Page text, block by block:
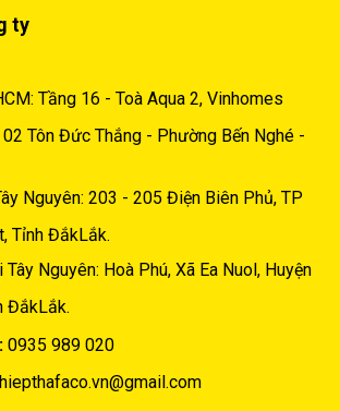
ty
Tầng 16 - Toà Aqua 2, Vinhomes
Tôn Đức Thắng - Phường Bến Nghé -
Nguyên: 203 - 205 Điện Biên Phủ, TP
Tỉnh ĐắkLắk.
Nguyên: Hoà Phú, Xã Ea Nuol, Huyện
ĐắkLắk.
0935 989 020